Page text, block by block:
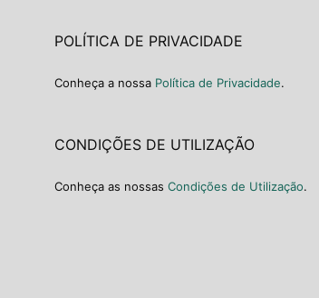
POLÍTICA DE PRIVACIDADE
Conheça a nossa Política de Privacidade.
CONDIÇÕES DE UTILIZAÇÃO
Conheça as nossas Condições de Utilização.